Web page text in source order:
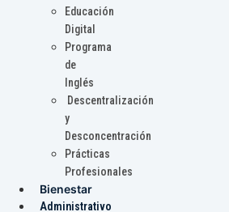
Educación
Digital
Programa
de
Inglés
Descentralización
y
Desconcentración
Prácticas
Profesionales
Bienestar
Administrativo